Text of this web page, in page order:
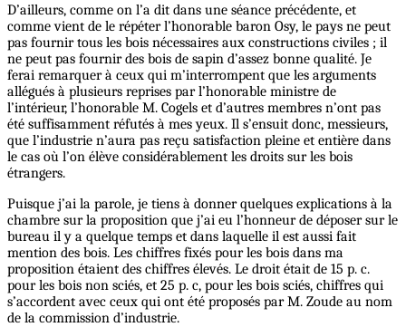
D’ailleurs, comme on l’a dit dans une séance précédente, et
comme vient de le répéter l’honorable baron Osy, le pays ne peut
pas fournir tous les bois nécessaires aux constructions civiles ; il
ne peut pas fournir des bois de sapin d’assez bonne qualité. Je
ferai remarquer à ceux qui m’interrompent que les arguments
allégués à plusieurs reprises par l’honorable ministre de
l’intérieur, l’honorable M. Cogels et d’autres membres n’ont pas
été suffisamment réfutés à mes yeux. Il s’ensuit donc, messieurs,
que l’industrie n’aura pas reçu satisfaction pleine et entière dans
le cas où l’on élève considérablement les droits sur les bois
étrangers.
Puisque j’ai la parole, je tiens à donner quelques explications à la
chambre sur la proposition que j’ai eu l’honneur de déposer sur le
bureau il y a quelque temps et dans laquelle il est aussi fait
mention des bois. Les chiffres fixés pour les bois dans ma
proposition étaient des chiffres élevés. Le droit était de 15 p. c.
pour les bois non sciés, et 25 p. c, pour les bois sciés, chiffres qui
s’accordent avec ceux qui ont été proposés par M. Zoude au nom
de la commission d’industrie.